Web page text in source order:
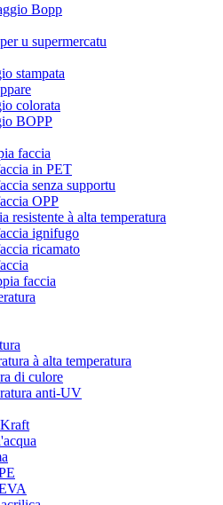
Bopp
u supermercatu
stampata
colorata
BOPP
faccia
in PET
senza supportu
OPP
resistente à alta temperatura
ignifugo
ricamato
faccia
à alta temperatura
di culore
anti-UV